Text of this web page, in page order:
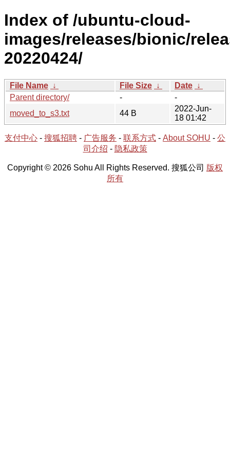
Index of /ubuntu-cloud-
images/releases/bionic/
20220424/
File Name ↓ File Size ↓ Date ↓
Parent directory/
-
-
moved_to_s3.txt
44 B
2022-Jun-
18 01:42
支付中心 - 搜狐招聘 - 广告服务 - 联系方式 - About SOHU - 公
司介绍 - 隐私政策
Copyright © 2026 Sohu All Rights Reserved. 搜狐公司 版权
所有